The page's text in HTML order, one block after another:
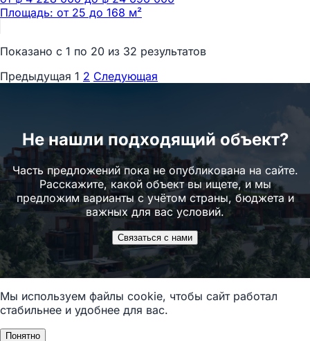
Площадь: от 25 до 168 м²
Показано с 1 по 20 из 32 результатов
Предыдущая 1 2 Следующая
Не нашли подходящий объект?
Часть предложений пока не опубликована на сайте.
Расскажите, какой объект вы ищете, и мы
предложим варианты с учётом страны, бюджета и
важных для вас условий.
Связаться с нами
Мы используем файлы cookie, чтобы сайт работал
стабильнее и удобнее для вас.
Понятно